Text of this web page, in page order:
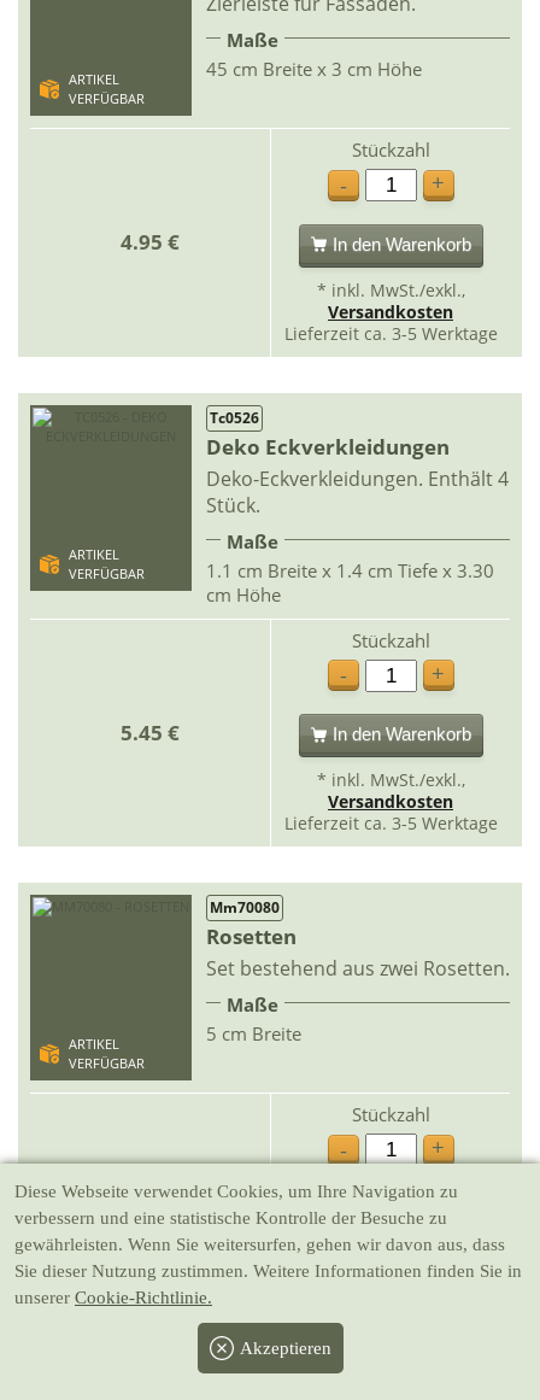
ARTIKEL
VERFÜGBAR
Maße
45 cm Breite x 3 cm Höhe
4.95 €
Stückzahl
-
+
In den Warenkorb
* inkl. MwSt./exkl.,
Versandkosten
Lieferzeit ca. 3-5 Werktage
ARTIKEL
VERFÜGBAR
Tc0526
Deko Eckverkleidungen
Deko-Eckverkleidungen. Enthält 4
Stück.
Maße
1.1 cm Breite x 1.4 cm Tiefe x 3.30
cm Höhe
5.45 €
Stückzahl
-
+
In den Warenkorb
* inkl. MwSt./exkl.,
Versandkosten
Lieferzeit ca. 3-5 Werktage
ARTIKEL
VERFÜGBAR
Mm70080
Rosetten
Set bestehend aus zwei Rosetten.
Maße
5 cm Breite
5.70 €
Stückzahl
-
+
In den Warenkorb
* inkl. MwSt./exkl.,
Versandkosten
Diese Webseite verwendet Cookies, um Ihre Navigation zu
verbessern und eine statistische Kontrolle der Besuche zu
gewährleisten. Wenn Sie weitersurfen, gehen wir davon aus, dass
Sie dieser Nutzung zustimmen. Weitere Informationen finden Sie in
unserer Cookie-Richtlinie.
Akzeptieren